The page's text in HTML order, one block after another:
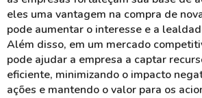
eles uma vantagem na compra de
pode aumentar o interesse e a
Além disso, em um mercado
pode ajudar a empresa a captar
eficiente, minimizando o impacto
ações e mantendo o valor para os